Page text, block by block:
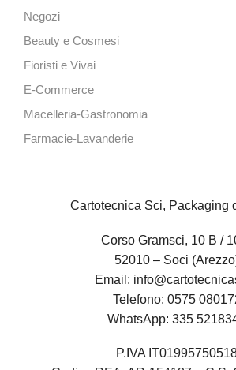
Negozi
Beauty e Cosmesi
Fioristi e Vivai
E-Commerce
Macelleria-Gastronomia
Farmacie-Lavanderie
Cartotecnica Sci, Packaging
Corso Gramsci, 10 B /
52010 – Soci
Email:
Telefono: 0575
WhatsApp: 335
P.IVA